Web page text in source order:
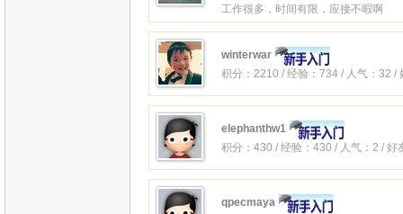
工作很多，时间有限，应接不暇啊
winterwar
积分：2210 / 经验：734 / 人气：32 /
elephanthw1
积分：430 / 经验：430 / 人气：2 / 好
qpecmaya